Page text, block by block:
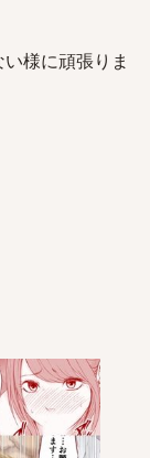
様に頑張りま